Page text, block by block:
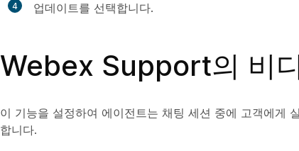
4 업데이트를 선택합니다.
Webex Support의 비
이 기능을 설정하여 에이전트는 채팅 세션 중에 고객에게
합니다.